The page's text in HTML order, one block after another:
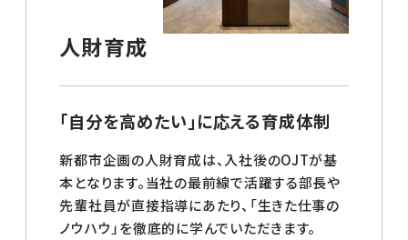
人財育成
「自分を高めたい」に応える育成体制
新都市企画の人財育成は、入社後のOJTが基
本となります。当社の最前線で活躍する部長や
先輩社員が直接指導にあたり、「生きた仕事の
ノウハウ」を徹底的に学んでいただきます。